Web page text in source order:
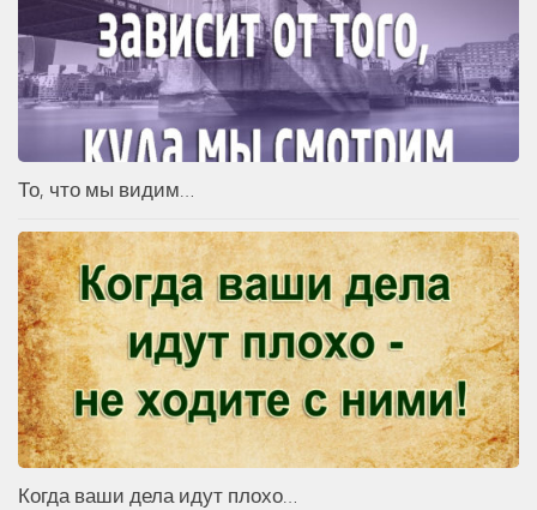
То, что мы видим…
Когда ваши дела идут плохо…